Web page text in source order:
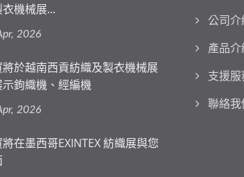
機械展...
2026
於越南西貢紡織及製衣機械展
示鉤織機、經編機
2026
在墨西哥EXINTEX 紡織展與您
公司介
產品介
支援服
聯絡我